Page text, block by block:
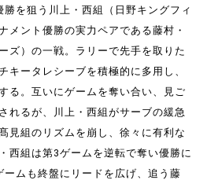
を狙う川上・西組（日野キングフィ
メント優勝の実力ペアである藤村・
ズ）の一戦。ラリーで先手を取りた
キータレシーブを積極的に多用し、
る。互いにゲームを奪い合い、見ご
れるが、川上・西組がサーブの緩急
見組のリズムを崩し、徐々に有利な
西組は第3ゲームを逆転で奪い優勝に
ムも終盤にリードを広げ、追う藤